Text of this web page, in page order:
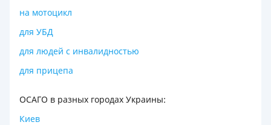
на мотоцикл
для УБД
для людей с инвалидностью
для прицепа
ОСАГО в разных городах Украины:
Киев